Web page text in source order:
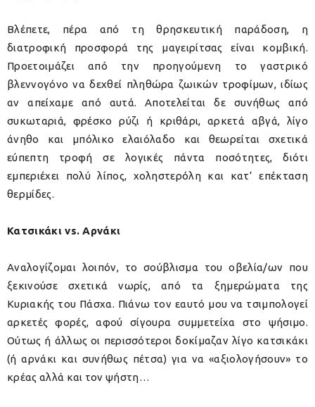
Βλέπετε, πέρα από τη θρησκευτική παράδοση, η
διατροφική προσφορά της μαγειρίτσας είναι κομβική.
Προετοιμάζει από την προηγούμενη το γαστρικό
βλεννογόνο να δεχθεί πληθώρα ζωικών τροφίμων, ιδίως
αν απείχαμε από αυτά. Αποτελείται δε συνήθως από
συκωταριά, φρέσκο ρύζι ή κριθάρι, αρκετά αβγά, λίγο
άνηθο και μπόλικο ελαιόλαδο και θεωρείται σχετικά
εύπεπτη τροφή σε λογικές πάντα ποσότητες, διότι
εμπεριέχει πολύ λίπος, χοληστερόλη και κατ‘ επέκταση
θερμίδες.
Κατσικάκι vs. Αρνάκι
Αναλογίζομαι λοιπόν, το σούβλισμα του οβελία/ων που
ξεκινούσε σχετικά νωρίς, από τα ξημερώματα της
Κυριακής του Πάσχα. Πιάνω τον εαυτό μου να τσιμπολογεί
αρκετές φορές, αφού σίγουρα συμμετείχα στο ψήσιμο.
Ούτως ή άλλως οι περισσότεροι δοκίμαζαν λίγο κατσικάκι
(ή αρνάκι και συνήθως πέτσα) για να «αξιολογήσουν» το
κρέας αλλά και τον ψήστη…